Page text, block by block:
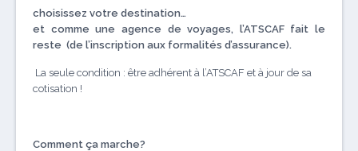
choisissez votre destination…
et comme une agence de voyages, l’ATSCAF fait le
reste (de l’inscription aux formalités d’assurance).
La seule condition : être adhérent à l’ATSCAF et à jour de sa
cotisation !
Comment ça marche?